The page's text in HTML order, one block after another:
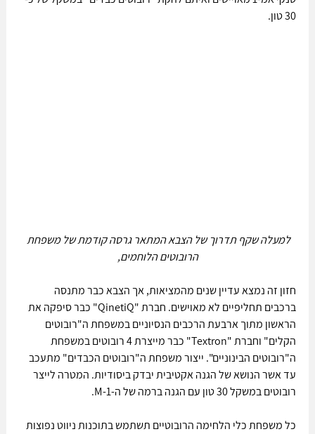
30 טון.
למעלה שקף תדרוך של הצבא המתאר גרסה קודמת של משפחת
הרובוטים הלוחמים,
חזון זה נמצא עדיין שנים מהמציאות, אך הצבא כבר מתנסה
ברכבים תחליפיים לא מאוישים. חברת "QinetiQ" כבר סיפקה את
הראשון מתוך ארבעת הרכבים הנסיוניים במשפחת ה"רובוטים
הקלים" וחברת "Textron" כבר מייצרת 4 רובוטים במשפחת
ה"רובוטים הבינוניים". ייצור משפחת ה"רובוטים הכבדים" מתעכב
עד אשר הנושא של הגנה אקטיבית יבדק ביסודיות. המטרה לייצר
רובוטים במשקל 30 טון עם הגנה ברמה של ה-M-1.
כל משפחת כלי הלחימה הרובוטיים תשתמש בתוכנות ניווט נפוצות